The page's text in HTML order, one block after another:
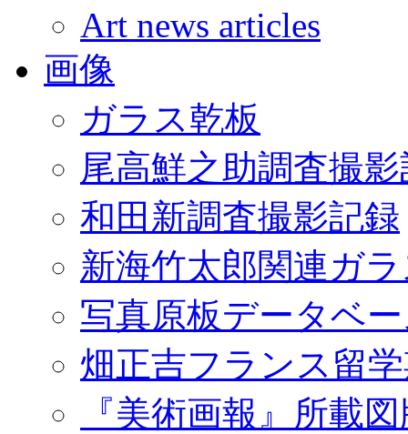
Art news articles
画像
ガラス乾板
尾高鮮之助調査撮
和田新調査撮影記録
新海竹太郎関連ガ
写真原板データベ
畑正吉フランス留
『美術画報』所載